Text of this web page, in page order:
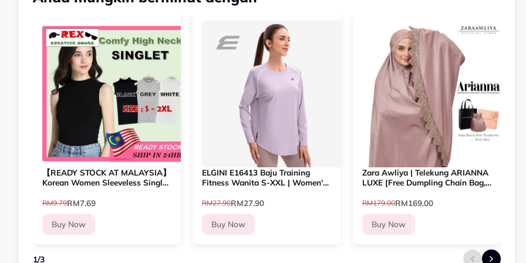
【READY STOCK AT MALAYSIA】
Korean Women Sleeveless Singlet
Camisole female Tight-fitting
RM9.79RM7.69
Buy Now
ELGINI E16413 Baju Training
Fitness Wanita S-XXL | Women's
RM27.90RM27.90
Buy Now
Zara Awliya | Telekung ARIANNA
LUXE [Free Dumpling Chain Bag,
RM179.00RM169.00
Buy Now
1/3